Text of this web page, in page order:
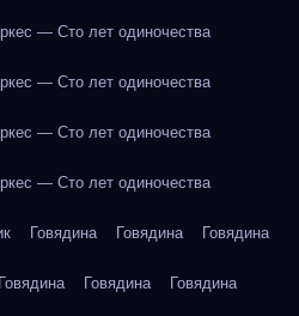
— Сто лет одиночества
— Сто лет одиночества
— Сто лет одиночества
— Сто лет одиночества
Говядина Говядина Говядина
Говядина Говядина Говядина